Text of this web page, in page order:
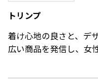
トリンプ
着け心地の良さと、デ
広い商品を発信し、女
す。